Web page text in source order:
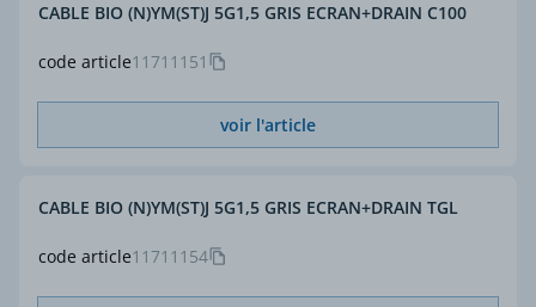
code article11711151
CABLE BIO (N)YM(ST)J 5G1,5 GRIS ECRAN+DRAIN C100
voir l'article
code article11711154
CABLE BIO (N)YM(ST)J 5G1,5 GRIS ECRAN+DRAIN TGL